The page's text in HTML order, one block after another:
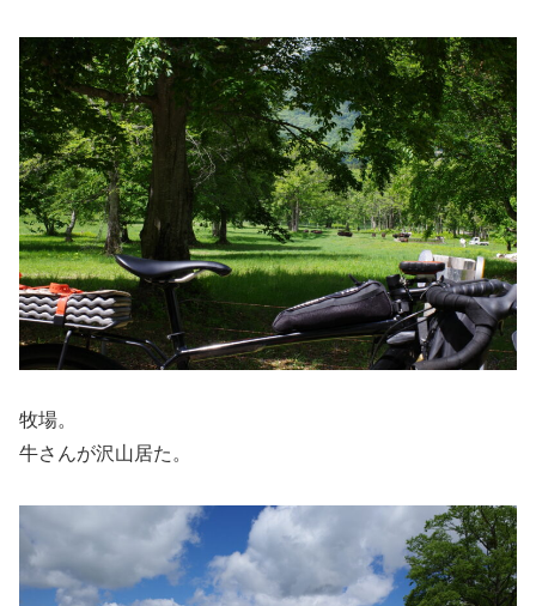
牧場。
牛さんが沢山居た。